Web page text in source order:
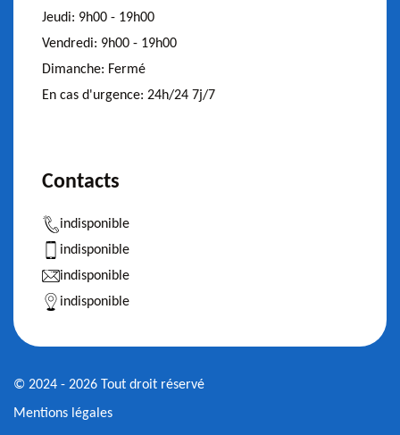
Jeudi: 9h00 - 19h00
Vendredi: 9h00 - 19h00
Dimanche: Fermé
En cas d'urgence: 24h/24 7j/7
Contacts
indisponible
indisponible
indisponible
indisponible
© 2024 - 2026 Tout droit réservé
Mentions légales